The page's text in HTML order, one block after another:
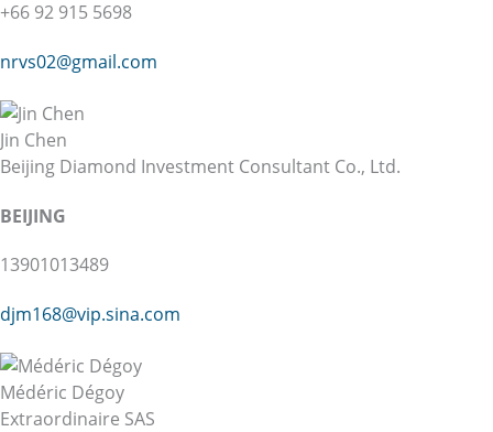
+66 92 915 5698
nrvs02@gmail.com
Jin Chen
Beijing Diamond Investment Consultant Co., Ltd.
BEIJING
13901013489
djm168@vip.sina.com
Médéric Dégoy
Extraordinaire SAS